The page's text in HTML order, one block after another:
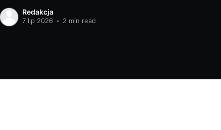
społeczne, są niezwykle ważne dla ich późniejszego
rozwoju. Właśnie dlatego decyzja o zapisaniu swojego
Redakcja
7 lip 2026 • 2 min read